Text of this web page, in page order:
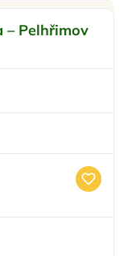
– Pelhřimov